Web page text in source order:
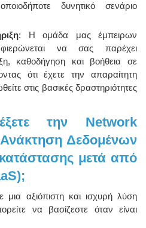
δυνητικό σενάριο
: Η ομάδα μας έμπειρων
να σας παρέχει
καθοδήγηση και βοήθεια σε
ότι έχετε την απαραίτητη
στις βασικές δραστηριότητες
την Network
Δεδομένων
μετά από
μια αξιόπιστη και ισχυρή λύση
να βασίζεστε όταν είναι